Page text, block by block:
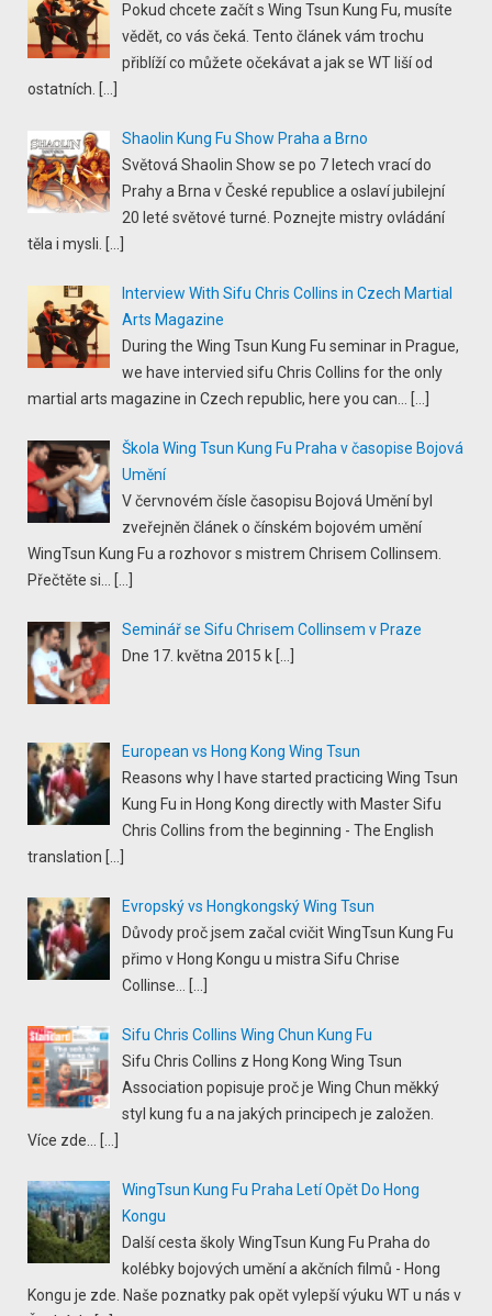
Pokud chcete začít s Wing Tsun Kung Fu, musíte
vědět, co vás čeká. Tento článek vám trochu
přiblíží co můžete očekávat a jak se WT liší od
ostatních. […]
Shaolin Kung Fu Show Praha a Brno
Světová Shaolin Show se po 7 letech vrací do
Prahy a Brna v České republice a oslaví jubilejní
20 leté světové turné. Poznejte mistry ovládání
těla i mysli. […]
Interview With Sifu Chris Collins in Czech Martial
Arts Magazine
During the Wing Tsun Kung Fu seminar in Prague,
we have intervied sifu Chris Collins for the only
martial arts magazine in Czech republic, here you can... […]
Škola Wing Tsun Kung Fu Praha v časopise Bojová
Umění
V červnovém čísle časopisu Bojová Umění byl
zveřejněn článek o čínském bojovém umění
WingTsun Kung Fu a rozhovor s mistrem Chrisem Collinsem.
Přečtěte si... […]
Seminář se Sifu Chrisem Collinsem v Praze
Dne 17. května 2015 k […]
European vs Hong Kong Wing Tsun
Reasons why I have started practicing Wing Tsun
Kung Fu in Hong Kong directly with Master Sifu
Chris Collins from the beginning - The English
translation
Evropský vs Hongkongský Wing Tsun
Důvody proč jsem začal cvičit WingTsun Kung Fu
přimo v Hong Kongu u mistra Sifu Chrise
Collinse...
Sifu Chris Collins Wing Chun Kung Fu
Sifu Chris Collins z Hong Kong Wing Tsun
Association popisuje proč je Wing Chun měkký
styl kung fu a na jakých principech je založen.
Více zde...
WingTsun Kung Fu Praha Letí Opět Do Hong
Kongu
Další cesta školy WingTsun Kung Fu Praha do
kolébky bojových umění a akčních filmů - Hong
Kongu je zde. Naše poznatky pak opět vylepší výuku WT u nás v